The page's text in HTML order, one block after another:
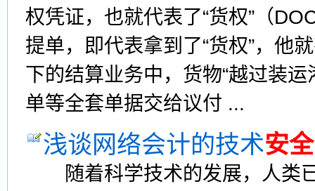
权凭证，也就代表了“货权”（
提单，即代表拿到了“货权”，他
下的结算业务中，货物“越过装
单等全套单据交给议付 ...
浅谈网络会计的技术安全
随着科学技术的发展，人类已